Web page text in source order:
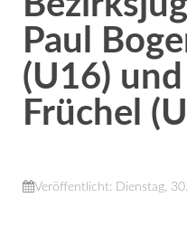
Paul
(U16) und
Früchel
Veröffentlicht: Dienstag,